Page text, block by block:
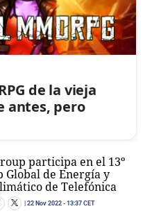
de la vieja
antes, pero
participa en el 13º
Global de Energía y
de Telefónica
22 Nov 2022 - 13:37 CET